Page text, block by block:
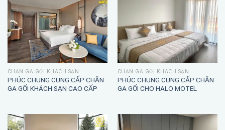
CHĂN GA GỐI KHÁCH SẠN
PHÚC CHUNG CUNG CẤP CHĂN
GA GỐI KHÁCH SẠN CAO CẤP
CHĂN GA GỐI KHÁCH SẠN
PHÚC CHUNG CUNG CẤP CHĂN
GA GỐI CHO HALO MOTEL